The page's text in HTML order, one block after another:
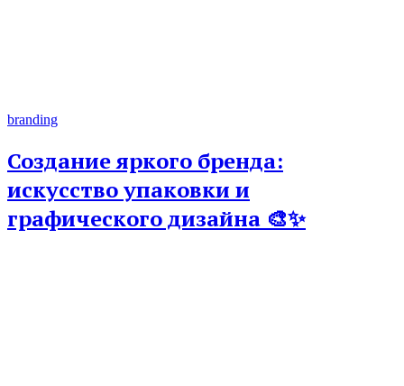
branding
Создание яркого бренда:
искусство упаковки и
графического дизайна 🎨✨